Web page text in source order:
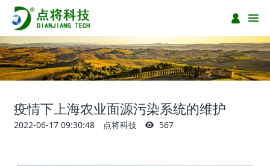
疫情下上海农业面源污染系统的维护
2022-06-17 09:30:48 点将科技 567